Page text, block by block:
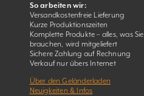
So arbeiten wir:
Versandkostenfreie Lieferung
Kurze Produktionszeiten
Komplette Produkte – alles, was Sie
brauchen, wird mitgeliefert
Sichere Zahlung auf Rechnung
Verkauf nur übers Internet
Über den Geländerladen
Neuigkeiten & Infos